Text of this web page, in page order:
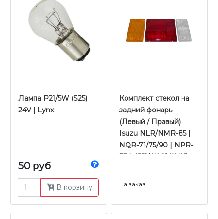
Лампа P21/5W (S25)
24V | Lynx
50 руб
В корзину
Комплект стекол на
задний фонарь
(Левый / Правый)
Isuzu NLR/NMR-85 |
NQR-71/75/90 | NPR-
75 | 4JJ1/4HG1/4HK1
На заказ